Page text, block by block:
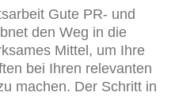
Gute PR- und
den Weg in die
Mittel, um Ihre
bei Ihren relevanten
machen. Der Schritt in